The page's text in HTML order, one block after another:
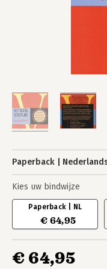
Paperback
Kies uw bindwijze
Paperback | NL
€ 64,95
€ 64,95